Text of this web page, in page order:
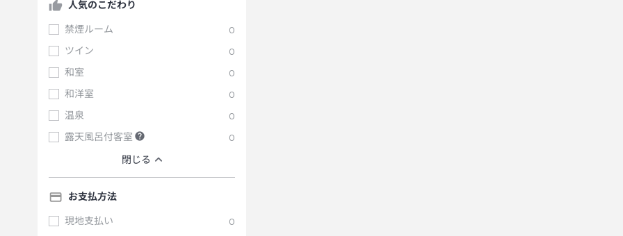
人気のこだわり
禁煙ルーム
0
ツイン
0
和室
0
和洋室
0
温泉
0
露天風呂付客室
0
閉じる
お支払方法
現地支払い
0